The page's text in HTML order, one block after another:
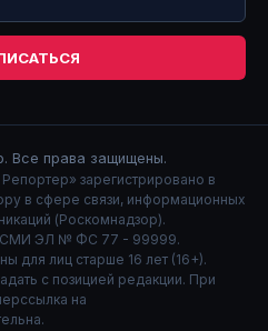
. Все права защищены.
зарегистрировано в
в сфере связи, информационных
(Роскомнадзор).
СМИ ЭЛ № ФС 77 - 99999.
для лиц старше 16 лет (16+).
с позицией редакции. При
на